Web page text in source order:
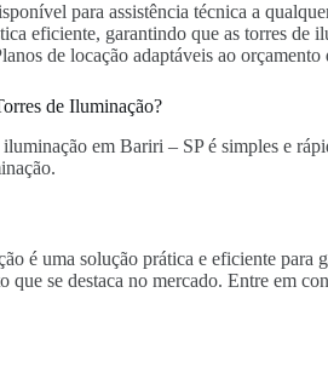
para assistência técnica a
eficiente, garantindo que as torres de
de locação adaptáveis ao orçamento
de Iluminação?
em Bariri – SP é simples e
é uma solução prática e eficiente para
que se destaca no mercado. Entre em